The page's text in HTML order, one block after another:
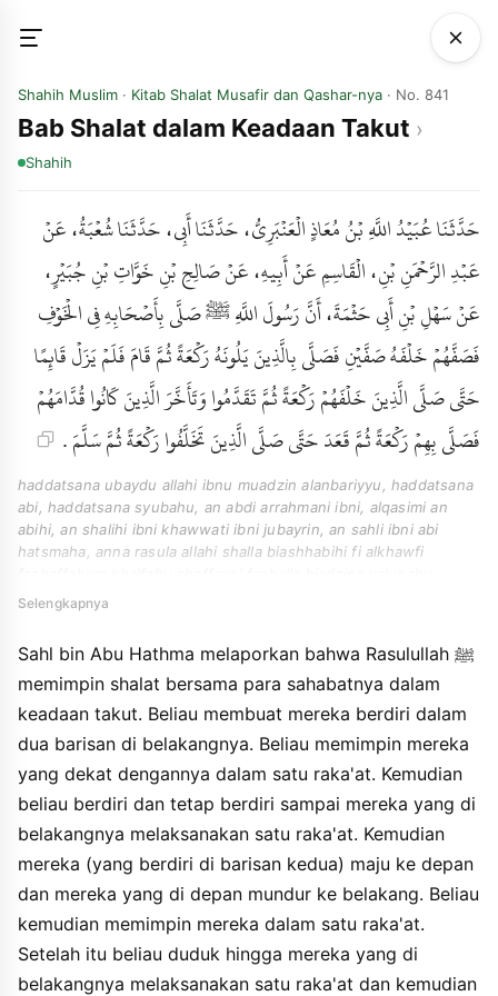
Shahih Muslim · Kitab Shalat Musafir dan Qashar-nya · No. 841
Bab Shalat dalam Keadaan Takut
Shahih
حَدَّثَنَا عُبَيْدُ اللَّهِ بْنُ مُعَاذٍ الْعَنْبَرِيُّ، حَدَّثَنَا أَبِي، حَدَّثَنَا شُعْبَةُ، عَنْ
عَبْدِ الرَّحْمَنِ بْنِ، الْقَاسِمِ عَنْ أَبِيهِ، عَنْ صَالِحِ بْنِ خَوَّاتِ بْنِ جُبَيْرٍ،
عَنْ سَهْلِ بْنِ أَبِي حَثْمَةَ، أَنَّ رَسُولَ اللَّهِ ﷺ صَلَّى بِأَصْحَابِهِ فِي الْخَوْفِ
فَصَفَّهُمْ خَلْفَهُ صَفَّيْنِ فَصَلَّى بِالَّذِينَ يَلُونَهُ رَكْعَةً ثُمَّ قَامَ فَلَمْ يَزَلْ قَائِمًا
حَتَّى صَلَّى الَّذِينَ خَلْفَهُمْ رَكْعَةً ثُمَّ تَقَدَّمُوا وَتَأَخَّرَ الَّذِينَ كَانُوا قُدَّامَهُمْ
فَصَلَّى بِهِمْ رَكْعَةً ثُمَّ قَعَدَ حَتَّى صَلَّى الَّذِينَ تَخَلَّفُوا رَكْعَةً ثُمَّ سَلَّمَ .
haddatsana ubaydu allahi ibnu muadzin alanbariyyu, haddatsana
abi, haddatsana syubahu, an abdi arrahmani ibni, alqasimi an
abihi, an shalihi ibni khawwati ibni jubayrin, an sahli ibni abi
hatsmaha, anna rasula allahi shalla biashhabihi fi alkhawfi
rakahan tsumma qama falam yazal qaiman hatta shalla adzina
adzina takhallafu rakahan tsumma sallama.
Selengkapnya
Sahl bin Abu Hathma melaporkan bahwa Rasulullah ﷺ
memimpin shalat bersama para sahabatnya dalam
keadaan takut. Beliau membuat mereka berdiri dalam
dua barisan di belakangnya. Beliau memimpin mereka
yang dekat dengannya dalam satu raka'at. Kemudian
beliau berdiri dan tetap berdiri sampai mereka yang di
belakangnya melaksanakan satu raka'at. Kemudian
mereka (yang berdiri di barisan kedua) maju ke depan
dan mereka yang di depan mundur ke belakang. Beliau
kemudian memimpin mereka dalam satu raka'at.
Setelah itu beliau duduk hingga mereka yang di
belakangnya melaksanakan satu raka'at dan kemudian